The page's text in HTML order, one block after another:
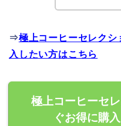
⇒極上コーヒーセレクシ
入したい方はこちら
極上コーヒーセ
ぐお得に購